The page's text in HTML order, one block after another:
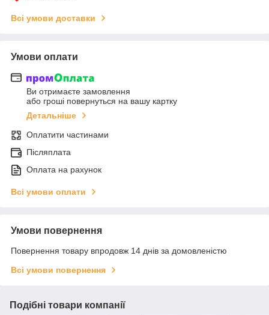
Всі умови доставки
Умови оплати
Ви отримаєте замовлення
або гроші повернуться на вашу картку
Детальніше
Оплатити частинами
Післяплата
Оплата на рахунок
Всі умови оплати
Умови повернення
Повернення товару впродовж 14 днів за домовленістю
Всі умови повернення
Подібні товари компанії